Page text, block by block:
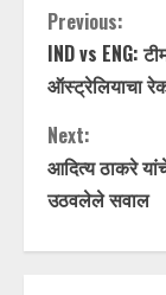
C
o
n
t
Previous:
IND vs ENG:
ऑस्ट्रेलियाचा
Next:
आदित्य ठाकरे
उठवलेले सवाल